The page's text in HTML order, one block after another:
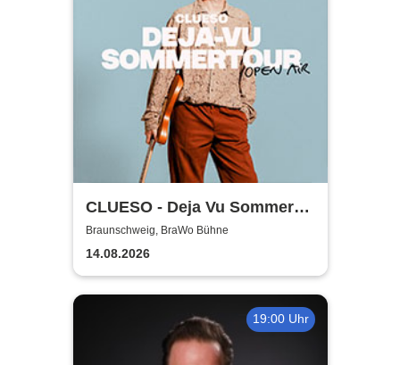
CLUESO - Deja Vu Sommer
Open Air
Braunschweig, BraWo Bühne
14.08.2026
19:00 Uhr